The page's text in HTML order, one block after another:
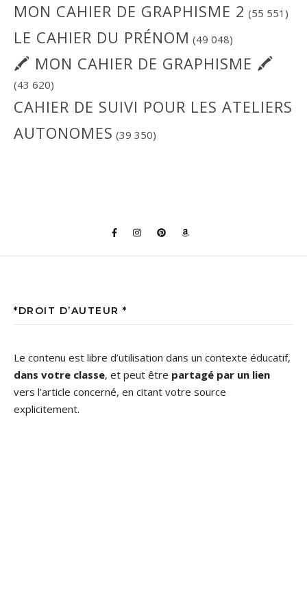
MON CAHIER DE GRAPHISME 2 (55 551)
LE CAHIER DU PRÉNOM (49 048)
🖍 MON CAHIER DE GRAPHISME 🖍
(43 620)
CAHIER DE SUIVI POUR LES ATELIERS
AUTONOMES (39 350)
*DROIT D’AUTEUR *
Le contenu est libre d’utilisation dans un contexte éducatif,
dans votre classe, et peut être partagé par un lien
vers l’article concerné, en citant votre source
explicitement.